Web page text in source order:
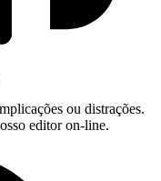
ou distrações.
editor on-line.